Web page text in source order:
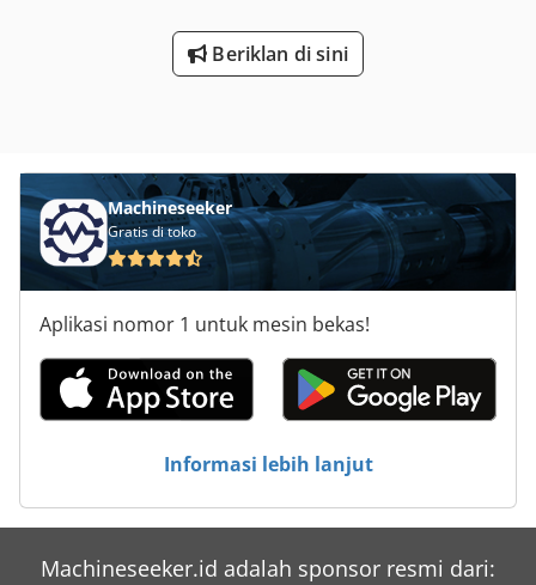
Beriklan di sini
Machineseeker
Gratis di toko
Aplikasi nomor 1 untuk mesin bekas!
Informasi lebih lanjut
Machineseeker.id adalah sponsor resmi dari: